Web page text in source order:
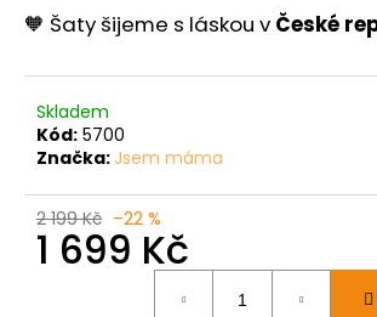
🧡 Šaty šijeme s láskou v České
Skladem
Kód: 5700
Značka: Jsem máma
2 199 Kč –22 %
1 699 Kč